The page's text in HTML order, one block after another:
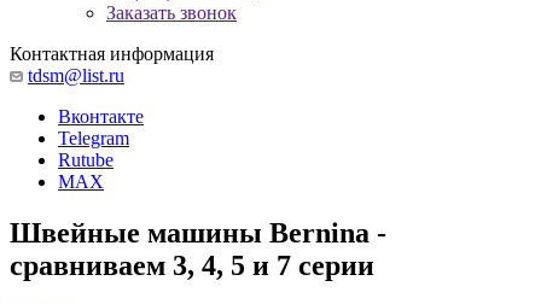
Заказать звонок
Контактная информация
tdsm@list.ru
Вконтакте
Telegram
Rutube
MAX
Швейные машины Bernina -
сравниваем 3, 4, 5 и 7 серии